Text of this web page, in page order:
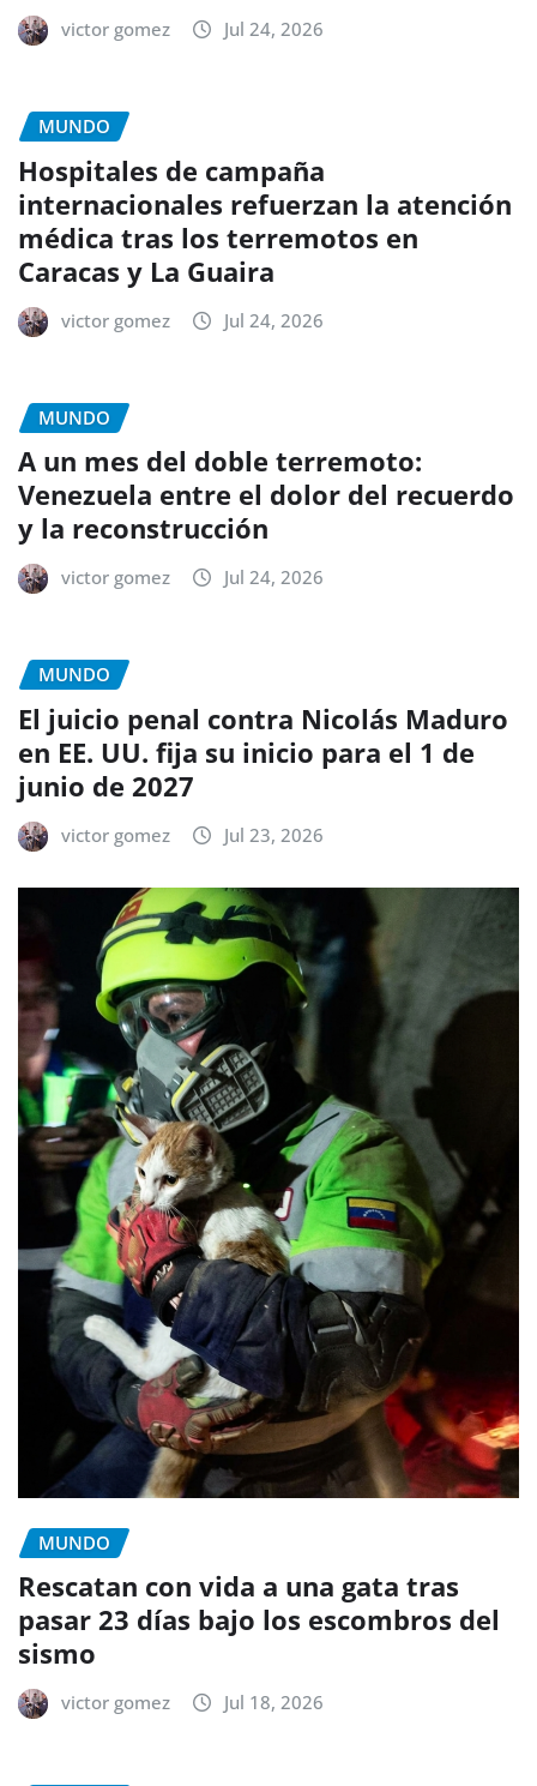
victor gomez Jul 24, 2026
MUNDO
Hospitales de campaña
internacionales refuerzan la atención
médica tras los terremotos en
Caracas y La Guaira
victor gomez Jul 24, 2026
MUNDO
A un mes del doble terremoto:
Venezuela entre el dolor del recuerdo
y la reconstrucción
victor gomez Jul 24, 2026
MUNDO
El juicio penal contra Nicolás Maduro
en EE. UU. fija su inicio para el 1 de
junio de 2027
victor gomez Jul 23, 2026
MUNDO
Rescatan con vida a una gata tras
pasar 23 días bajo los escombros del
sismo
victor gomez Jul 18, 2026